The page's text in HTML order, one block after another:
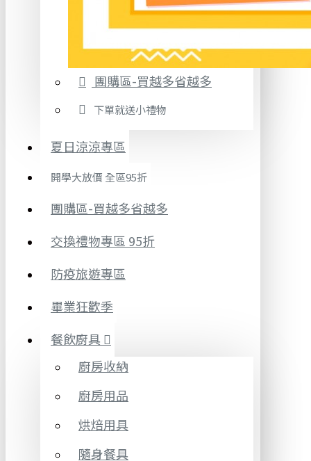
團購區-買越多省越多
下單就送小禮物
夏日涼涼專區
開學大放價 全區95折
團購區-買越多省越多
交換禮物專區 95折
防疫旅遊專區
畢業狂歡季
餐飲廚具
廚房收納
廚房用品
烘焙用具
隨身餐具